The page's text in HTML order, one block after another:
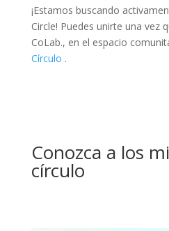
¡Estamos buscando
Circle! Puedes unirte una vez
CoLab., en el espacio
Círculo .
Conozca a los
círculo